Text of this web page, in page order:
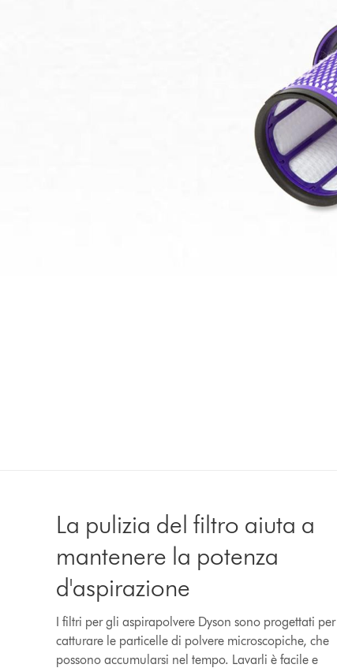
La pulizia del filtro aiuta a
mantenere la potenza
d'aspirazione
I filtri per gli aspirapolvere Dyson sono progettati per
catturare le particelle di polvere microscopiche, che
possono accumularsi nel tempo. Lavarli è facile e